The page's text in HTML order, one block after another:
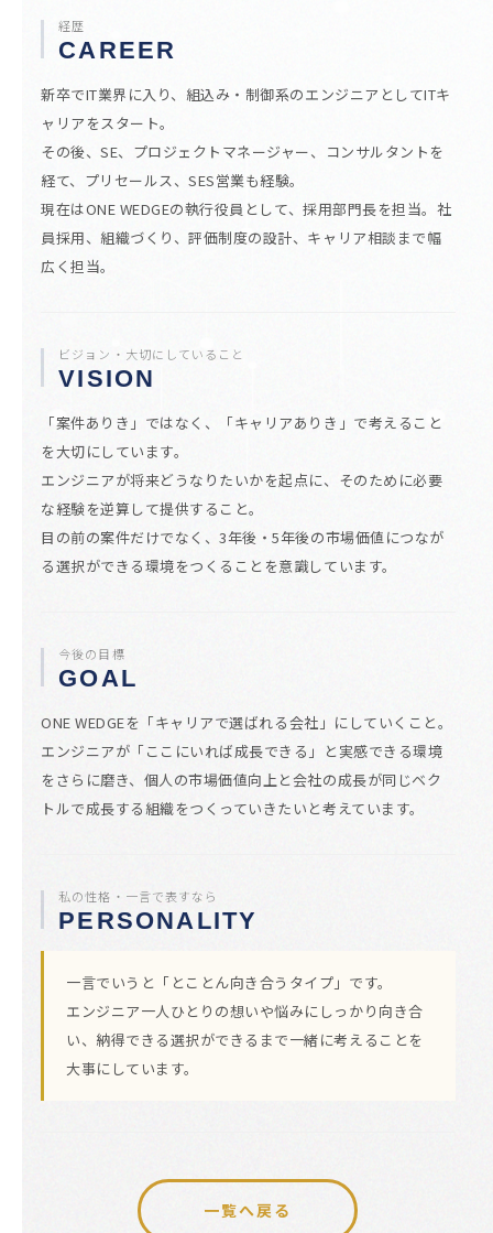
経歴
CAREER
新卒でIT業界に入り、組込み・制御系のエンジニアとしてITキ
ャリアをスタート。
その後、SE、プロジェクトマネージャー、コンサルタントを
経て、プリセールス、SES営業も経験。
現在はONE WEDGEの執行役員として、採用部門長を担当。社
員採用、組織づくり、評価制度の設計、キャリア相談まで幅
広く担当。
ビジョン・大切にしていること
VISION
「案件ありき」ではなく、「キャリアありき」で考えること
を大切にしています。
エンジニアが将来どうなりたいかを起点に、そのために必要
な経験を逆算して提供すること。
目の前の案件だけでなく、3年後・5年後の市場価値につなが
る選択ができる環境をつくることを意識しています。
今後の目標
GOAL
ONE WEDGEを「キャリアで選ばれる会社」にしていくこと。
エンジニアが「ここにいれば成長できる」と実感できる環境
をさらに磨き、個人の市場価値向上と会社の成長が同じベク
トルで成長する組織をつくっていきたいと考えています。
私の性格・一言で表すなら
PERSONALITY
一言でいうと「とことん向き合うタイプ」です。
エンジニア一人ひとりの想いや悩みにしっかり向き合
い、納得できる選択ができるまで一緒に考えることを
大事にしています。
一覧へ戻る